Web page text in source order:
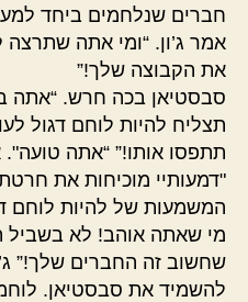
חברים שנלחמים ביחד
אמר ג’ון. “ומי אתה
את הקבוצה שלך!”
סבסטיאן בכה חרש. “אתה
תצליח להיות לוחם דגול
תתפסו אותו!” “אתה
"דמעותיי מוכיחות את
המשמעות של להיות לוחם
מי שאתה אוהב! לא
שחשוב זה החברים שלך!”
להשמיד את סבסטיאן.